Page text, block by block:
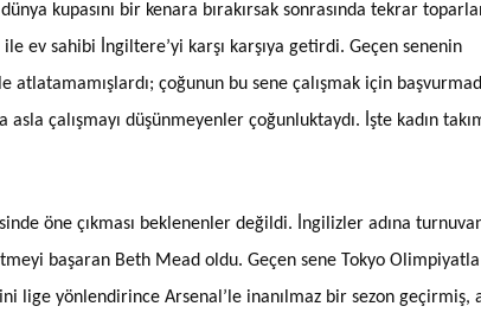
kupasını bir kenara bırakırsak sonrasında tekrar
ev sahibi İngiltere’yi karşı karşıya getirdi. Geçen senenin
çoğunun bu sene çalışmak için
çalışmayı düşünmeyenler çoğunluktaydı. İşte kadın
öne çıkması beklenenler değildi. İngilizler adına
başaran Beth Mead oldu. Geçen sene Tokyo
lige yönlendirince Arsenal’le inanılmaz bir sezon geçirmiş,
Haftanın Pusulası
Power Ballad /
Şarkısı